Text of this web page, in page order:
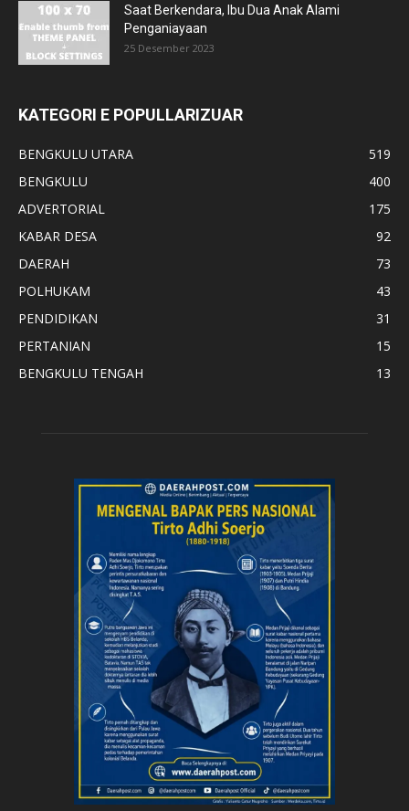
Saat Berkendara, Ibu Dua Anak Alami
Penganiayaan
25 Desember 2023
KATEGORI E POPULLARIZUAR
BENGKULU UTARA
519
BENGKULU
400
ADVERTORIAL
175
KABAR DESA
92
DAERAH
73
POLHUKAM
43
PENDIDIKAN
31
PERTANIAN
15
BENGKULU TENGAH
13